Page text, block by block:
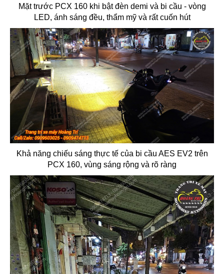
Mặt trước PCX 160 khi bật đèn demi và bi cầu - vòng
LED, ánh sáng đều, thẩm mỹ và rất cuốn hút
Khả năng chiếu sáng thực tế của bi cầu AES EV2 trên
PCX 160, vùng sáng rộng và rõ ràng